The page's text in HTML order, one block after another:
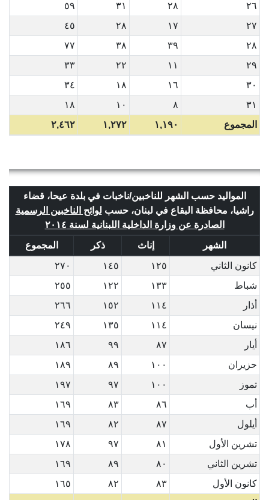
٢٦
٢٨ ٣١
٥٩
٢٧
١٧ ٢٨
٤٥
٢٨
٣٩ ٣٨
٧٧
٢٩
١١ ٢٢
٣٣
٣٠
١٦ ١٨
٣٤
٣١
٨ ١٠
١٨
المجموع
١,١٩٠ ١,٢٧٢ ٢,٤٦٢
المواليد حسب الشهر للناخبين/ناخبات في بلدة عيحا، قضاء
راشيا، محافظة البقاع في لبنان، حسب لوائح الناخبين الرسمية
الصادرة عن وزارة الداخلية اللبنانية لسنة ٢٠١٤
الشهر
إناث ذكر
المجموع
كانون الثاني
١٢٥ ١٤٥
٢٧٠
شباط
١٣٣ ١٢٢
٢٥٥
أذار
١١٤ ١٥٢
٢٦٦
نيسان
١١٤ ١٣٥
٢٤٩
أيار
٨٧ ٩٩
١٨٦
حزيران
١٠٠ ٨٩
١٨٩
تموز
١٠٠ ٩٧
١٩٧
أب
٨٦ ٨٣
١٦٩
أيلول
٨٧ ٨٢
١٦٩
تشرين الأول
٨١ ٩٧
١٧٨
تشرين الثاني
٨٠ ٨٩
١٦٩
كانون الأول
٨٣ ٨٢
١٦٥